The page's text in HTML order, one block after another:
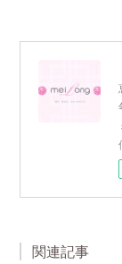
関連記事